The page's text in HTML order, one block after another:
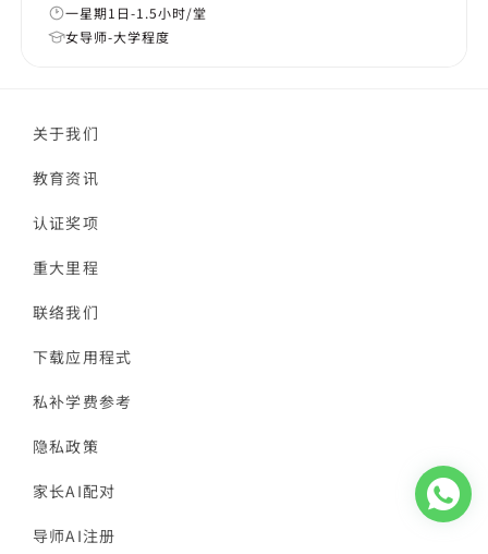
一星期1日-1.5小时/堂
女导师-大学程度
关于我们
教育资讯
认证奖项
重大里程
联络我们
下载应用程式
私补学费参考
隐私政策
家长AI配对
导师AI注册